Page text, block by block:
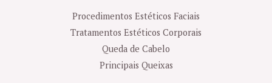
Procedimentos Estéticos Faciais
Tratamentos Estéticos Corporais
Queda de Cabelo
Principais Queixas